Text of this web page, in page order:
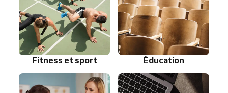
Fitness et sport Éducation